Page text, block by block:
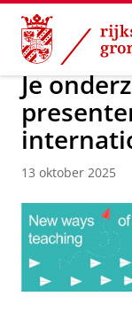
Skip
Content
Skip
Navigation
Over ons
Je
13 oktober 2025